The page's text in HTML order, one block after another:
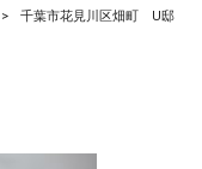
> 千葉市花見川区畑町 U邸